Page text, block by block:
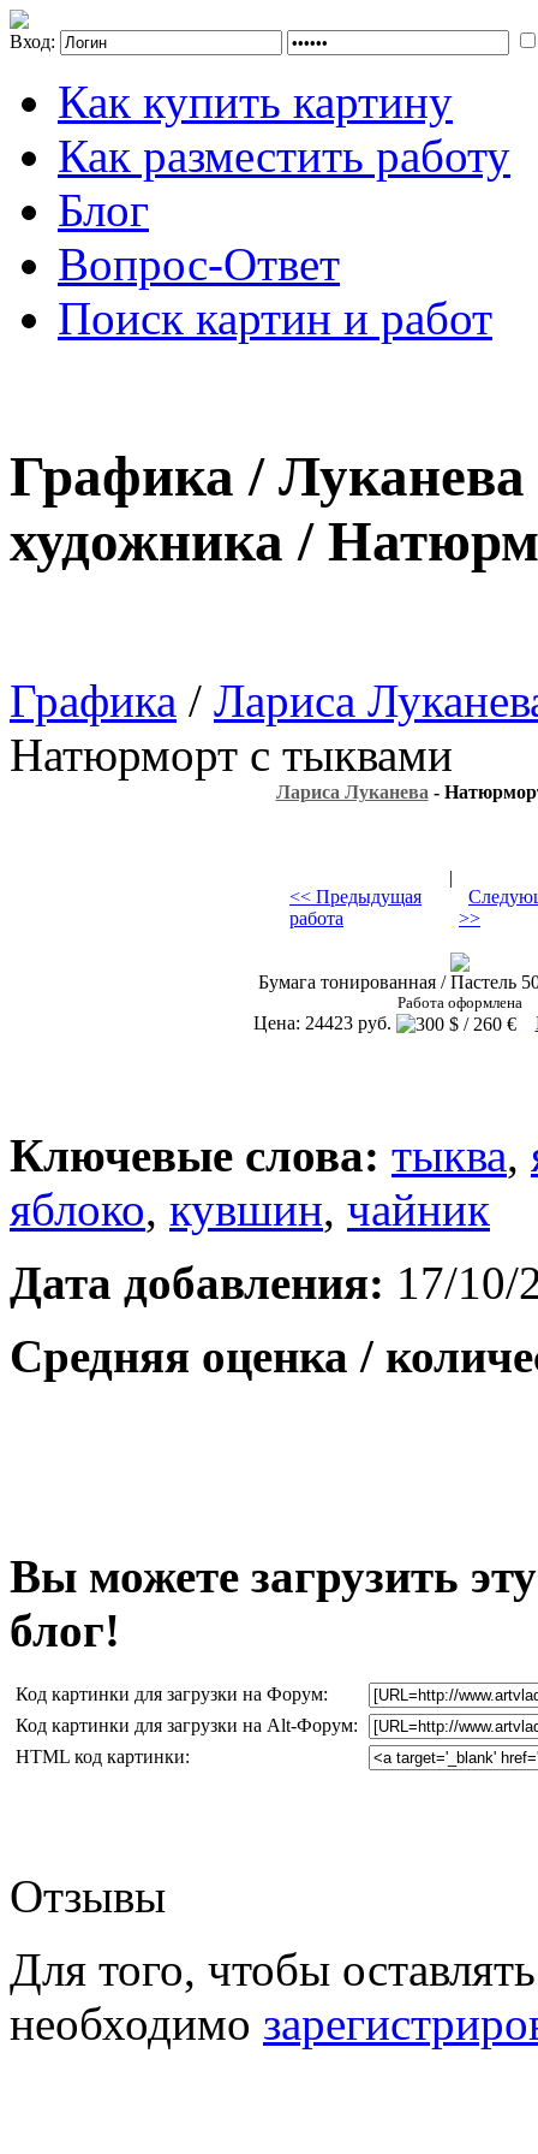
Вход:
Как купить картину
Как разместить работу
Блог
Вопрос-Ответ
Поиск картин и работ
Графика /
художника /
Графика / Лариса
Натюрморт с тыквами
Лариса Луканева -
<< Предыдущая
работа
|
>>
Бумага тонированная / Пастель
Работа оформлена
Цена: 24423 руб.
Ключевые слова: тыква,
яблоко, кувшин, чайник
Дата добавления: 17/10/
Средняя оценка /
Вы можете загрузить
блог!
Код картинки для загрузки на Форум:
Код картинки для загрузки на Alt-Форум:
HTML код картинки:
Отзывы
Для того, чтобы
необходимо